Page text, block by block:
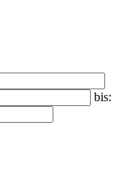
bis: